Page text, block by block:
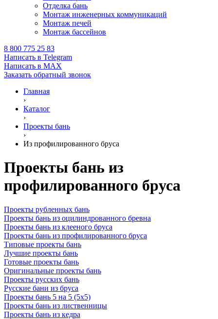
Отделка бань
Монтаж инженерных коммуникаций
Монтаж печей
Монтаж бассейнов
8 800 775 25 83
Написать в Telegram
Написать в MAX
Заказать обратный звонок
Главная
›
Каталог
›
Проекты бань
›
Из профилированного бруса
Проекты бань из
профилированного бруса
Проекты рубленных бань
Проекты бань из оцилиндрованного бревна
Проекты бань из клееного бруса
Проекты бань из профилированного бруса
Типовые проекты бань
Лучшие проекты бань
Готовые проекты бань
Оригинальные проекты бань
Проекты русских бань
Русские бани из бруса
Проекты бань 5 на 5 (5х5)
Проекты бань из лиственницы
Проекты бань из кедра